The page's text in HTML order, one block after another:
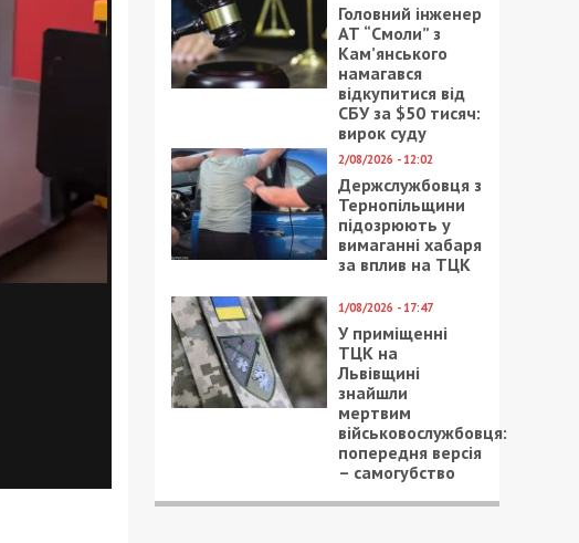
Головний інженер
АТ “Смоли” з
Кам’янського
намагався
відкупитися від
СБУ за $50 тисяч:
вирок суду
2/08/2026 - 12:02
Держслужбовця з
Тернопільщини
підозрюють у
вимаганні хабаря
за вплив на ТЦК
1/08/2026 - 17:47
У приміщенні
ТЦК на
Львівщині
знайшли
мертвим
військовослужбовця:
попередня версія
– самогубство